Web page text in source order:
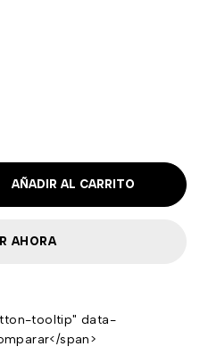
AÑADIR AL CARRITO
AHORA
tooltip" data-
span>